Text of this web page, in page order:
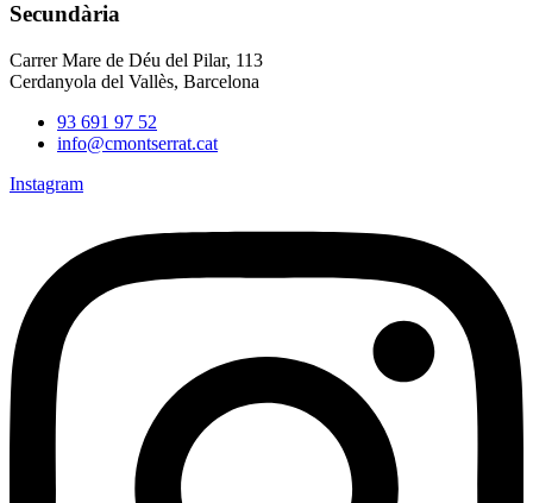
Secundària
Carrer Mare de Déu del Pilar, 113
Cerdanyola del Vallès, Barcelona
93 691 97 52
info@cmontserrat.cat
Instagram